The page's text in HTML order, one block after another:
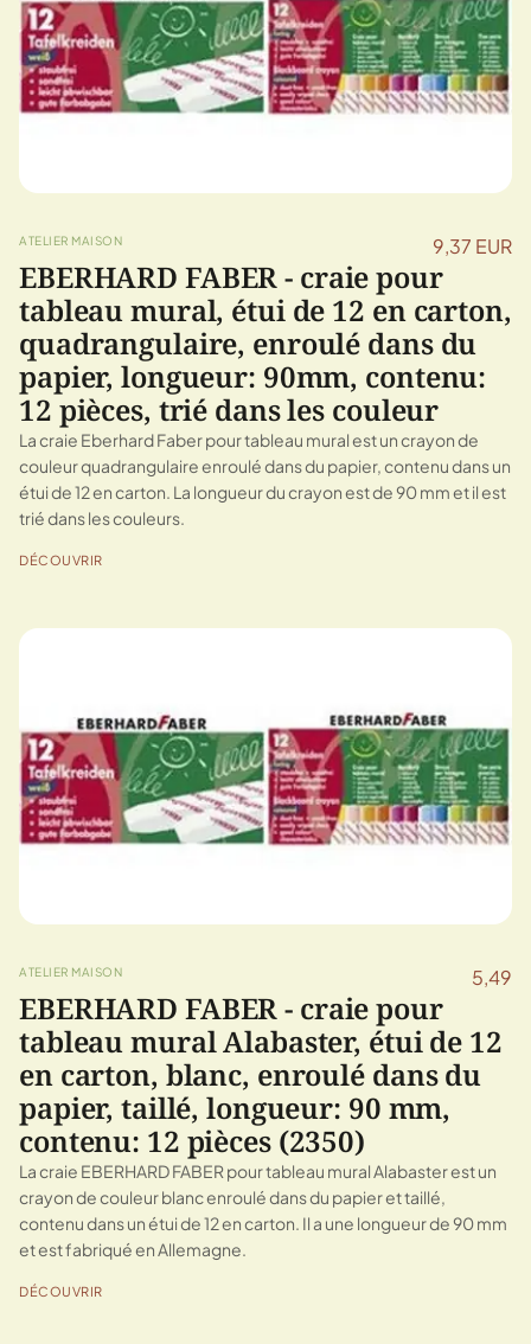
ATELIER MAISON 9,37 EUR
EBERHARD FABER - craie pour
tableau mural, étui de 12 en carton,
quadrangulaire, enroulé dans du
papier, longueur: 90mm, contenu:
12 pièces, trié dans les couleur
La craie Eberhard Faber pour tableau mural est un crayon de
couleur quadrangulaire enroulé dans du papier, contenu dans un
étui de 12 en carton. La longueur du crayon est de 90 mm et il est
trié dans les couleurs.
DÉCOUVRIR
ATELIER MAISON 5,49
EBERHARD FABER - craie pour
tableau mural Alabaster, étui de 12
en carton, blanc, enroulé dans du
papier, taillé, longueur: 90 mm,
contenu: 12 pièces (2350)
La craie EBERHARD FABER pour tableau mural Alabaster est un
crayon de couleur blanc enroulé dans du papier et taillé,
contenu dans un étui de 12 en carton. Il a une longueur de 90 mm
et est fabriqué en Allemagne.
DÉCOUVRIR